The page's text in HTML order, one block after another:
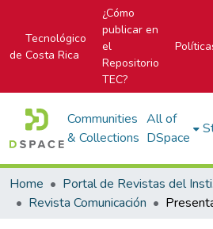
Tecnológico
de Costa Rica
¿Cómo
publicar en
el
Repositorio
TEC?
Communities
& Collections
All of
DSpace
Home
Revista Comunicación